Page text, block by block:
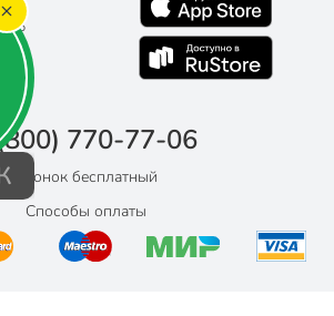
06
770-77-06
Звонок бесплатный
Способы оплаты